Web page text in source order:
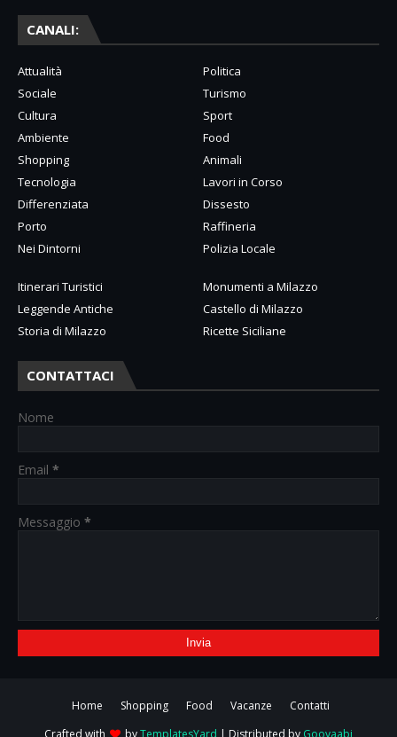
CANALI:
Attualità
Politica
Sociale
Turismo
Cultura
Sport
Ambiente
Food
Shopping
Animali
Tecnologia
Lavori in Corso
Differenziata
Dissesto
Porto
Raffineria
Nei Dintorni
Polizia Locale
Itinerari Turistici
Monumenti a Milazzo
Leggende Antiche
Castello di Milazzo
Storia di Milazzo
Ricette Siciliane
CONTATTACI
Nome
Email *
Messaggio *
Home Shopping Food Vacanze
Contatti
Crafted with
byTemplatesYard | Distributed by Gooyaabi